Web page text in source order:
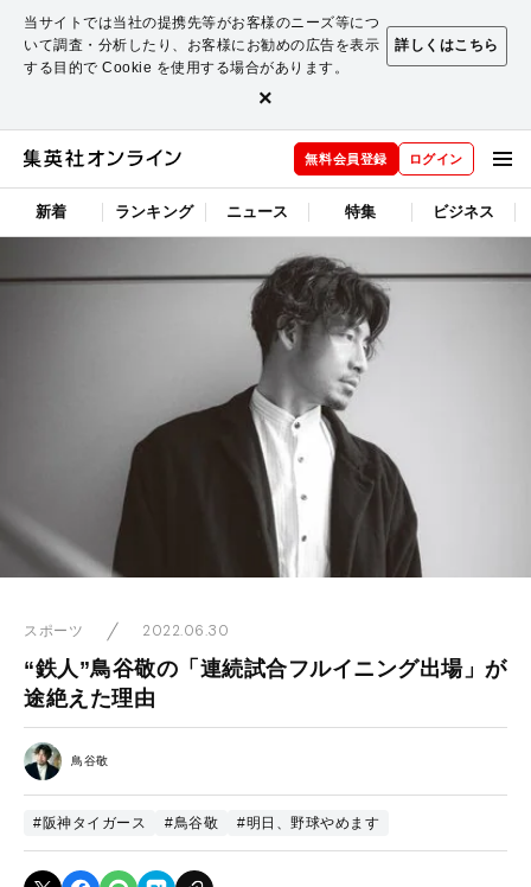
当サイトでは当社の提携先等がお客様のニーズ等につ
いて調査・分析したり、お客様にお勧めの広告を表示
する目的で Cookie を使用する場合があります。
詳しくはこちら
×
無料会員登録 ログイン
新着 ランキング ニュース 特集 ビジネス
スポーツ 2022.06.30
“鉄人”鳥谷敬の「連続試合フルイニング出場」が
途絶えた理由
鳥谷敬
#阪神タイガース #鳥谷敬 #明日、野球やめます